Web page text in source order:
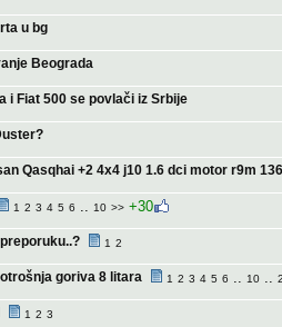
u bg
Beograda
i Fiat 500 se povlači iz Srbije
Qasqhai +2 4x4 j10 1.6 dci motor r9m
1 2 3 4 5 6 10 >> +30
1 2
goriva 8 litara 1 2 3 4 5 6 10
1 2 3